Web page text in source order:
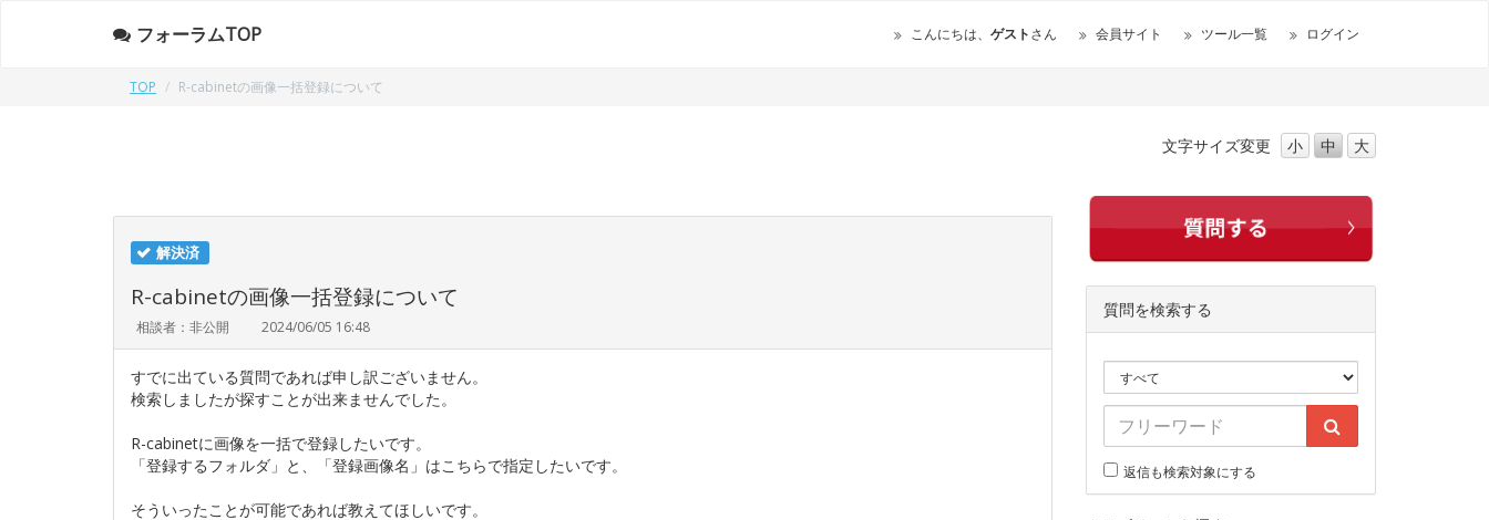
フォーラムTOP こんにちは、 ゲストさん 会員サイト ツール一覧 ログイン
TOP R-cabinetの画像一括登録について
文字サイズ変更 小 中 大
解決済
R-cabinetの画像一括登録について
相談者：非公開 2024/06/05 16:48
すでに出ている質問であれば申し訳ございません。
検索しましたが探すことが出来ませんでした。
R-cabinetに画像を一括で登録したいです。
「登録するフォルダ」と、「登録画像名」はこちらで指定したいです。
そういったことが可能であれば教えてほしいです。
質問を検索する
返信も検索対象にする